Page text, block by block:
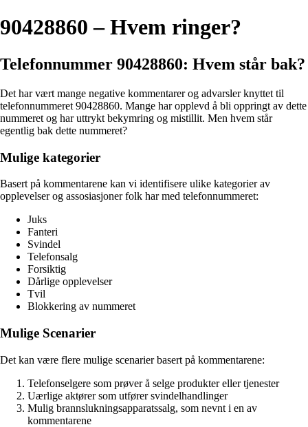
90428860 – Hvem ringer?
Telefonnummer 90428860: Hvem står bak?
Det har vært mange negative kommentarer og advarsler knyttet til
telefonnummeret 90428860. Mange har opplevd å bli oppringt av dette
nummeret og har uttrykt bekymring og mistillit. Men hvem står
egentlig bak dette nummeret?
Mulige kategorier
Basert på kommentarene kan vi identifisere ulike kategorier av
opplevelser og assosiasjoner folk har med telefonnummeret:
Juks
Fanteri
Svindel
Telefonsalg
Forsiktig
Dårlige opplevelser
Tvil
Blokkering av nummeret
Mulige Scenarier
Det kan være flere mulige scenarier basert på kommentarene:
Telefonselgere som prøver å selge produkter eller tjenester
Uærlige aktører som utfører svindelhandlinger
Mulig brannslukningsapparatssalg, som nevnt i en av
kommentarene